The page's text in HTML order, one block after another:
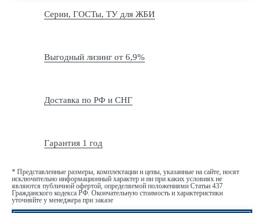
Серии, ГОСТы, ТУ для ЖБИ
Выгодный лизинг от 6,9%
Доставка по РФ и СНГ
Гарантия 1 год
* Представленные размеры, комплектации и цены, указанные на сайте, носят
исключительно информационный характер и ни при каких условиях не
являются публичной офертой, определяемой положениями Статьи 437
Гражданского кодекса РФ. Окончательную стоимость и характеристики
уточняйте у менеджера при заказе